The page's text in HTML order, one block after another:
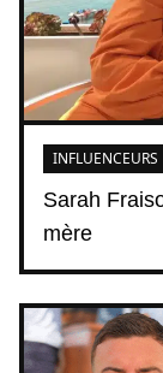
Sarah
mère
INFLUENCEURS